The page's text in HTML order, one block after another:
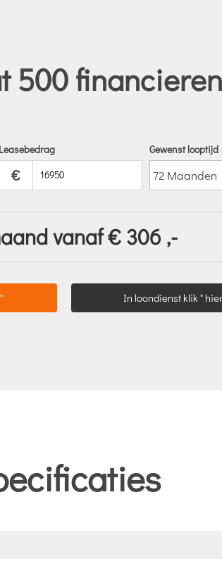
500
Leasebedrag
€
Gewenst looptijd
vanaf € 306 ,-
In loondienst klik "